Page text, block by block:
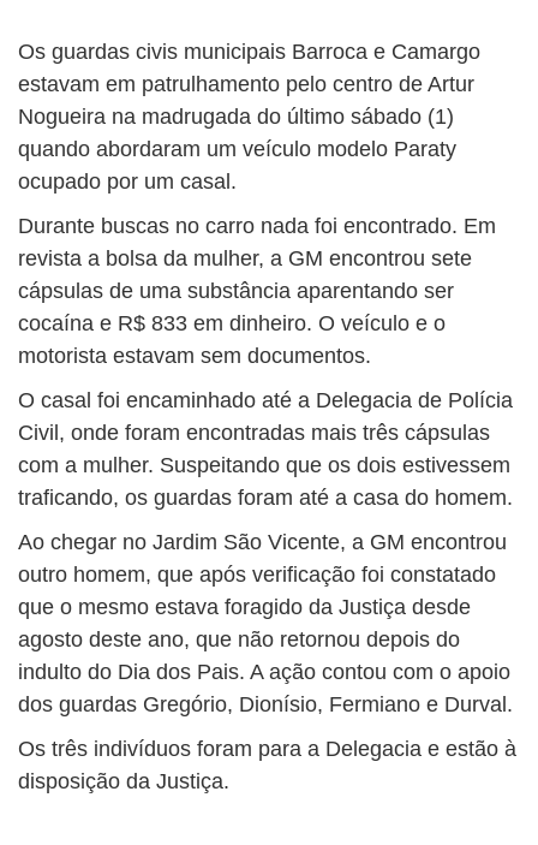
Os guardas civis municipais Barroca e Camargo
estavam em patrulhamento pelo centro de Artur
Nogueira na madrugada do último sábado (1)
quando abordaram um veículo modelo Paraty
ocupado por um casal.
Durante buscas no carro nada foi encontrado. Em
revista a bolsa da mulher, a GM encontrou sete
cápsulas de uma substância aparentando ser
cocaína e R$ 833 em dinheiro. O veículo e o
motorista estavam sem documentos.
O casal foi encaminhado até a Delegacia de Polícia
Civil, onde foram encontradas mais três cápsulas
com a mulher. Suspeitando que os dois estivessem
traficando, os guardas foram até a casa do homem.
Ao chegar no Jardim São Vicente, a GM encontrou
outro homem, que após verificação foi constatado
que o mesmo estava foragido da Justiça desde
agosto deste ano, que não retornou depois do
indulto do Dia dos Pais. A ação contou com o apoio
dos guardas Gregório, Dionísio, Fermiano e Durval.
Os três indivíduos foram para a Delegacia e estão à
disposição da Justiça.